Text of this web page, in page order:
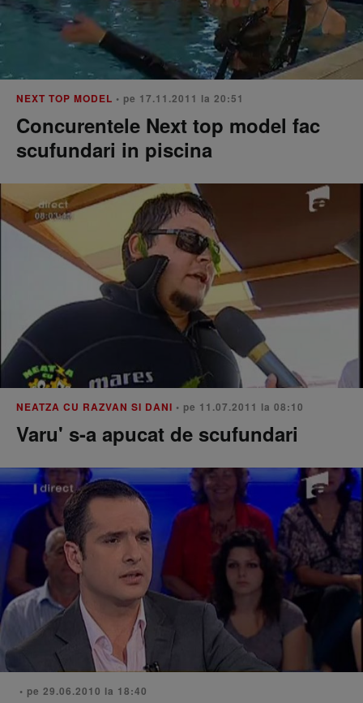
NEXT TOP MODEL • pe 17.11.2011 la 20:51
Concurentele Next top model fac
scufundari in piscina
NEATZA CU RAZVAN SI DANI • pe 11.07.2011 la 08:10
Varu' s-a apucat de scufundari
• pe 29.06.2010 la 18:40